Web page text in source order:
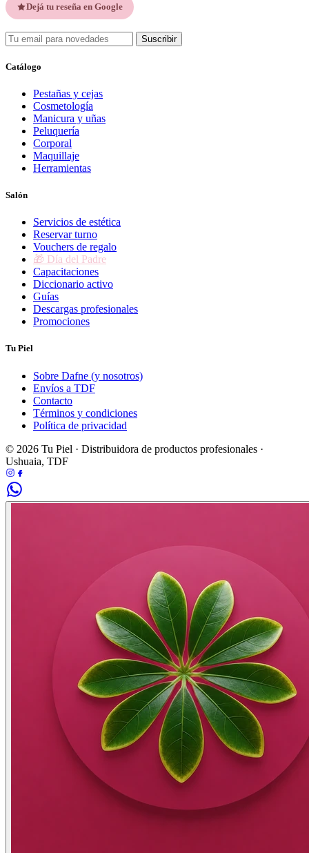
Dejá tu reseña en Google
Suscribir
Catálogo
Pestañas y cejas
Cosmetología
Manicura y uñas
Peluquería
Corporal
Maquillaje
Herramientas
Salón
Servicios de estética
Reservar turno
Vouchers de regalo
🎁 Día del Padre
Capacitaciones
Diccionario activo
Guías
Descargas profesionales
Promociones
Tu Piel
Sobre Dafne (y nosotros)
Envíos a TDF
Contacto
Términos y condiciones
Política de privacidad
© 2026 Tu Piel · Distribuidora de productos profesionales ·
Ushuaia, TDF